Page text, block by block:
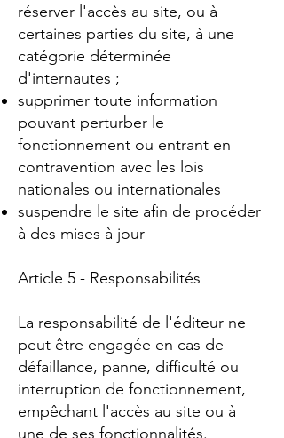
réserver l'accès au site, ou à
certaines parties du site, à une
catégorie déterminée
d'internautes ;
supprimer toute information
pouvant perturber le
fonctionnement ou entrant en
contravention avec les lois
nationales ou internationales
suspendre le site afin de procéder
à des mises à jour
Article 5 - Responsabilités
La responsabilité de l'éditeur ne
peut être engagée en cas de
défaillance, panne, difficulté ou
interruption de fonctionnement,
empêchant l'accès au site ou à
une de ses fonctionnalités.